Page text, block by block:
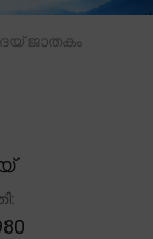
ജാതകം